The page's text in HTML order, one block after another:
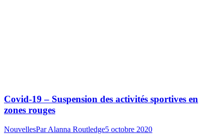
Covid-19 – Suspension des activités sportives en
zones rouges
NouvellesParAlanna Routledge5 octobre 2020